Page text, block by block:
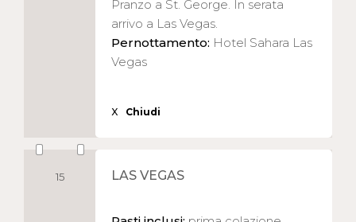
Pranzo a St. George. In serata
arrivo a Las Vegas.
Pernottamento: Hotel Sahara Las
Vegas
X Chiudi
15 LAS VEGAS